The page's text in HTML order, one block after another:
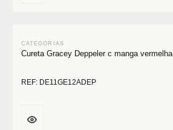
Cureta Gracey Deppeler c manga vermelha
REF: DE11GE12ADEP